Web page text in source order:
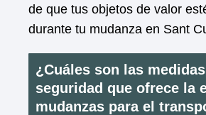
de que tus objetos de valor
durante tu mudanza en Sant
¿Cuáles son las
seguridad que ofrece la
mudanzas para el